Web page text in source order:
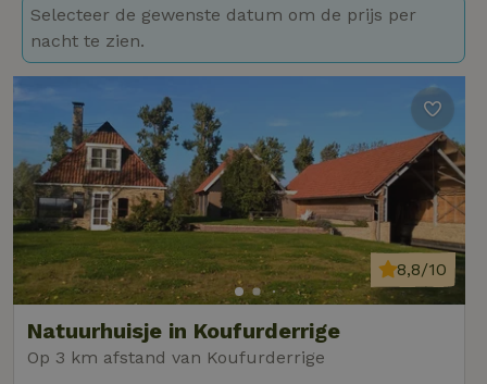
Selecteer de gewenste datum om de prijs per
nacht te zien.
Natuurhuisje in Koufurderrige
Op 3 km afstand van Koufurderrige
8,8/10